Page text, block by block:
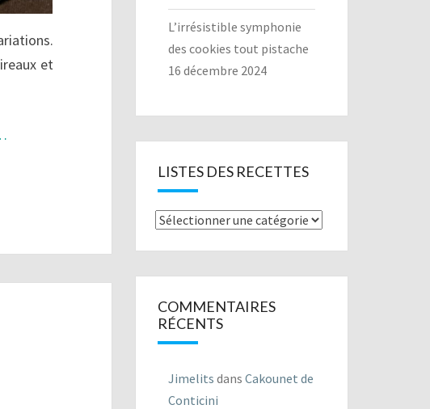
et
L’irrésistible symphonie
des cookies tout pistache
16 décembre 2024
LISTES DES RECETTES
Listes
COMMENTAIRES
RÉCENTS
Jimelits dans Cakounet de
Conticini